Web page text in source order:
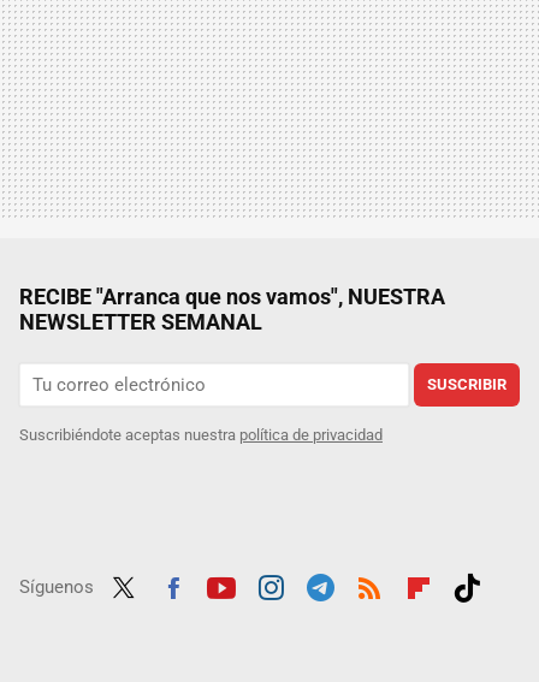
RECIBE "Arranca que nos vamos", NUESTRA
NEWSLETTER SEMANAL
SUSCRIBIR
Suscribiéndote aceptas nuestra política de privacidad
Síguenos